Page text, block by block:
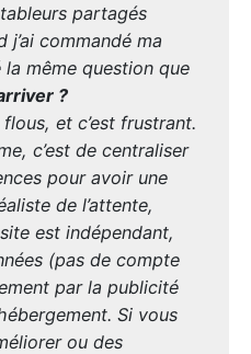
partagés
j’ai commandé ma
même question que
?
et c’est frustrant.
c’est de centraliser
pour avoir une
de l’attente,
est indépendant,
(pas de compte
par la publicité
Si vous
ou des